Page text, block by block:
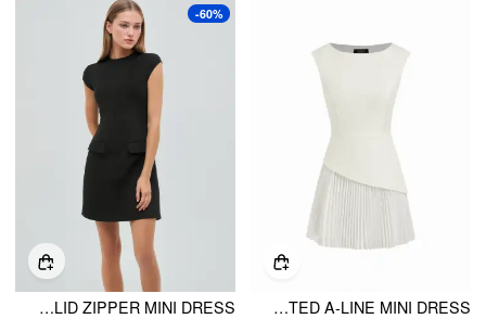
BOAT NECK PLEATED A-LINE MINI DRESS
-60%
HIGH NECK SOLID ZIPPER MINI DRESS